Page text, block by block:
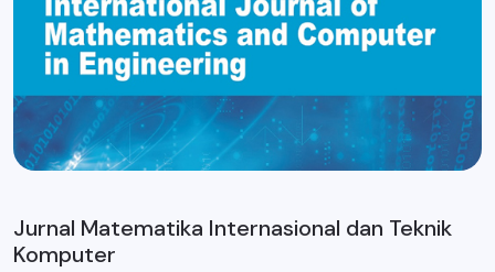
Jurnal Matematika Internasional dan Teknik
Komputer